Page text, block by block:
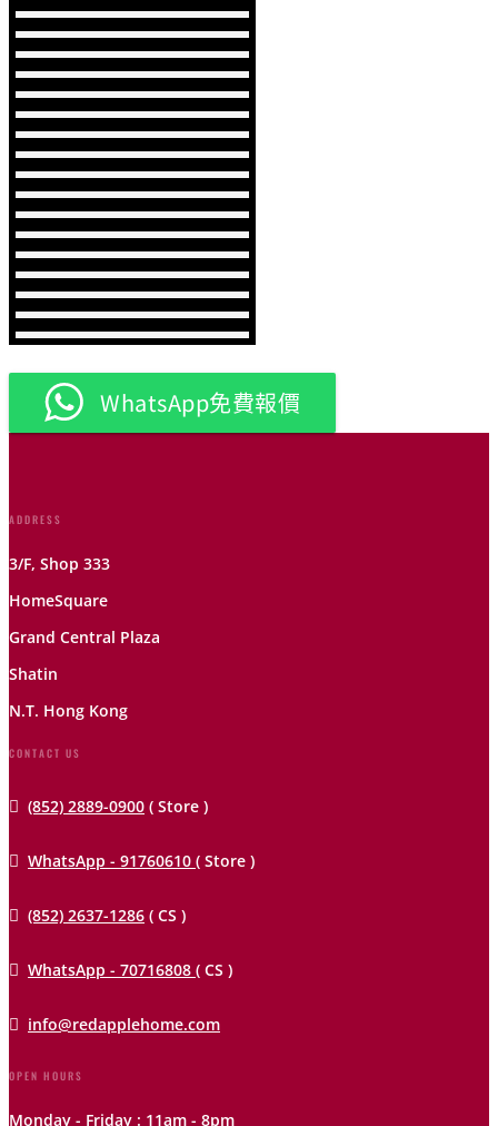
WhatsApp免費報價
ADDRESS
3/F, Shop 333
HomeSquare
Grand Central Plaza
Shatin
N.T. Hong Kong
CONTACT US
 (852) 2889-0900 ( Store )
 WhatsApp - 91760610 ( Store )
 (852) 2637-1286 ( CS )
 WhatsApp - 70716808 ( CS )
 info@redapplehome.com
OPEN HOURS
Monday - Friday : 11am - 8pm